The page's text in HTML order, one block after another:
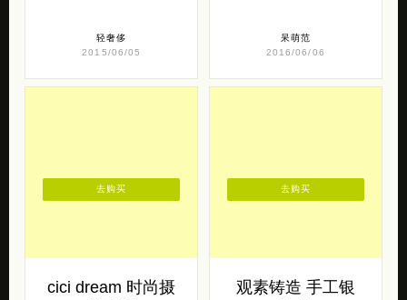
轻奢侈
2015/06/05
呆萌范
2016/06/06
cici dream 时尚摄
去购买
观素铸造 手工银
去购买